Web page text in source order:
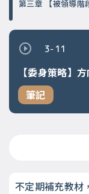
第三章 【被領
3-11
【委身策略】
筆記
不定期補充教材